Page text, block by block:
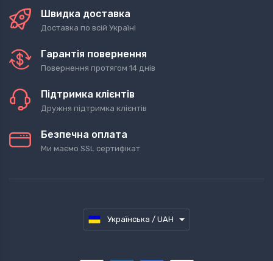
Швидка доставка
Доставка по всій Україні
Гарантія повернення
Повернення протягом 14 днів
Підтримка клієнтів
Дружня підтримка клієнтів
Безпечна оплата
Ми маємо SSL сертифікат
Українська / UAH